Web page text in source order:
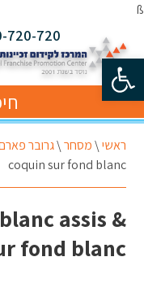
פתח סרגל נגישות
ß
720-720
ראשי\מסחר\גרובר
coquin sur fond blanc
assis &
fond blanc